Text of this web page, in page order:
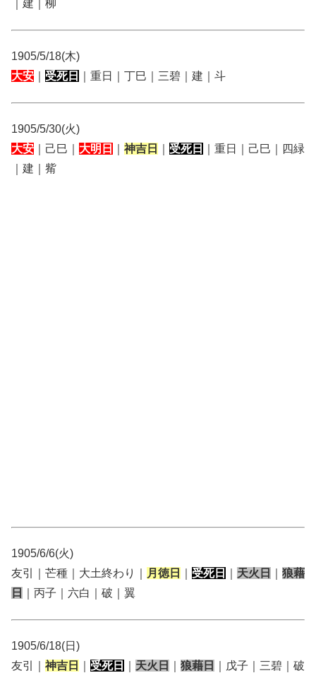
｜建｜柳
1905/5/18(木)
大安
受死日 ｜重日｜丁巳｜三碧｜建｜斗
1905/5/30(火)
大安 ｜己巳｜ 大明日 神吉日 受死日
｜重日｜己巳｜四緑
｜建｜觜
1905/6/6(火)
友引｜芒種｜大土終わり｜
月徳日 受死日 天火日
狼藉
日
｜丙子｜六白｜破｜翼
1905/6/18(日)
友引｜ 神吉日 受死日 天火日 狼藉日
｜戊子｜三碧｜破